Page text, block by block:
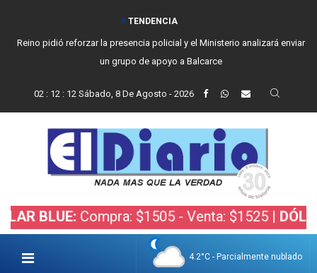
TENDENCIA
Reino pidió reforzar la presencia policial y el Ministerio analizará enviar
un grupo de apoyo a Balcarce
02 : 12 : 13 Sábado, 8 De Agosto - 2026
Compra: $1505 - Venta: $1525 |DÓLAR
4.2°C - Parcialmente nublado